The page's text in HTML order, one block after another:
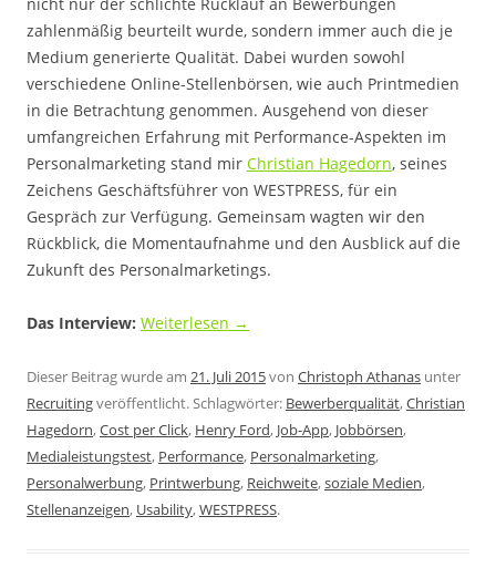
zahlenmäßig beurteilt wurde, sondern immer auch die je
Medium generierte Qualität. Dabei wurden sowohl
verschiedene Online-Stellenbörsen, wie auch Printmedien
in die Betrachtung genommen. Ausgehend von dieser
umfangreichen Erfahrung mit Performance-Aspekten im
Personalmarketing stand mir Christian Hagedorn, seines
Zeichens Geschäftsführer von WESTPRESS, für ein
Gespräch zur Verfügung. Gemeinsam wagten wir den
Rückblick, die Momentaufnahme und den Ausblick auf die
Zukunft des Personalmarketings.
Das Interview: Weiterlesen →
Dieser Beitrag wurde am 21. Juli 2015von Christoph Athanas unter
Recruitingveröffentlicht. Schlagwörter: Bewerberqualität,Christian
Hagedorn,Cost per Click, Henry Ford, Job-App, Jobbörsen,
Medialeistungstest, Performance, Personalmarketing,
Personalwerbung, Printwerbung, Reichweite,soziale Medien,
Stellenanzeigen, Usability,WESTPRESS.